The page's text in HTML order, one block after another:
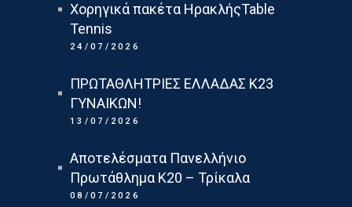
Χορηγικά πακέτα ΗρακλήςTable
Tennis
24/07/2026
ΠΡΩΤΑΘΛΗΤΡΙΕΣ ΕΛΛΑΔΑΣ Κ23
ΓΥΝΑΙΚΩΝ!
13/07/2026
Αποτελέσματα Πανελλήνιο
Πρωτάθλημα Κ20 – Τρίκαλα
08/07/2026